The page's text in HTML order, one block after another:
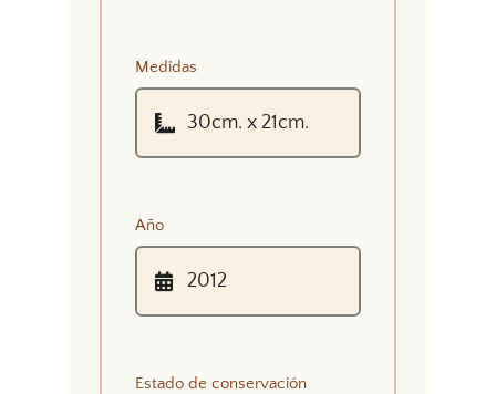
Medidas
Año
Estado de conservación